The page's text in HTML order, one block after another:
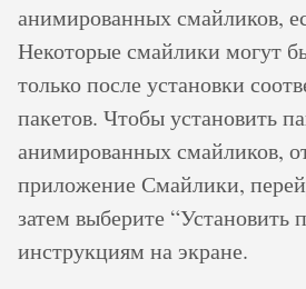
анимированных смайликов,
Некоторые смайлики могут
только после установки
пакетов. Чтобы установить
анимированных смайликов,
приложение Смайлики,
затем выберите “Установить
инструкциям на экране.